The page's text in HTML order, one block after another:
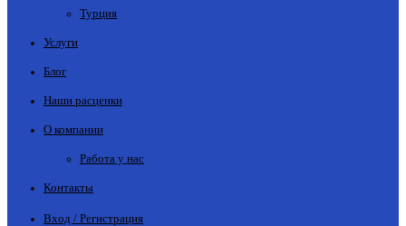
Турция
Услуги
Блог
Наши расценки
О компании
Работа у нас
Контакты
Вход / Регистрация